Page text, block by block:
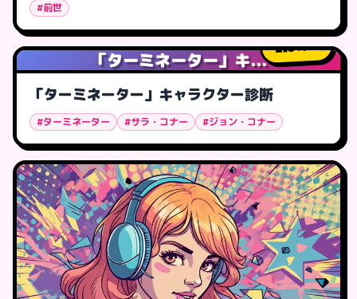
#前世
「ターミネーター」キ...
817人
「ターミネーター」キャラクター診断
#ターミネーター #サラ・コナー #ジョン・コナー